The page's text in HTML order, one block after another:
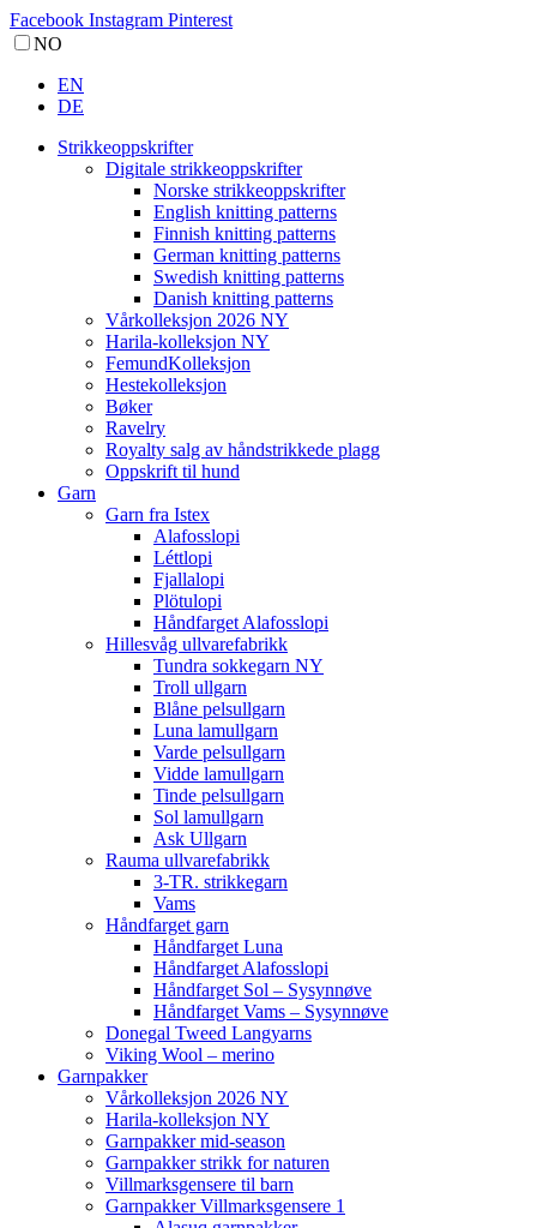
Facebook Instagram Pinterest
NO
EN
DE
Strikkeoppskrifter
Digitale strikkeoppskrifter
Norske strikkeoppskrifter
English knitting patterns
Finnish knitting patterns
German knitting patterns
Swedish knitting patterns
Danish knitting patterns
Vårkolleksjon 2026 NY
Harila-kolleksjon NY
FemundKolleksjon
Hestekolleksjon
Bøker
Ravelry
Royalty salg av håndstrikkede plagg
Oppskrift til hund
Garn
Garn fra Istex
Alafosslopi
Léttlopi
Fjallalopi
Plötulopi
Håndfarget Alafosslopi
Hillesvåg ullvarefabrikk
Tundra sokkegarn NY
Troll ullgarn
Blåne pelsullgarn
Luna lamullgarn
Varde pelsullgarn
Vidde lamullgarn
Tinde pelsullgarn
Sol lamullgarn
Ask Ullgarn
Rauma ullvarefabrikk
3-TR. strikkegarn
Vams
Håndfarget garn
Håndfarget Luna
Håndfarget Alafosslopi
Håndfarget Sol – Sysynnøve
Håndfarget Vams – Sysynnøve
Donegal Tweed Langyarns
Viking Wool – merino
Garnpakker
Vårkolleksjon 2026 NY
Harila-kolleksjon NY
Garnpakker mid-season
Garnpakker strikk for naturen
Villmarksgensere til barn
Garnpakker Villmarksgensere 1